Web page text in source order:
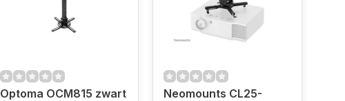
Optoma OCM815 zwart
Neomounts CL25-